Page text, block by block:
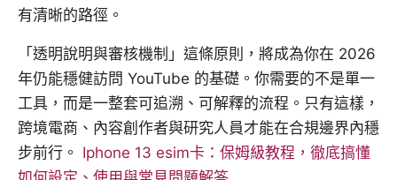
有清晰的路徑。
「透明說明與審核機制」這條原則，將成為你在 2026
年仍能穩健訪問 YouTube 的基礎。你需要的不是單一
工具，而是一整套可追溯、可解釋的流程。只有這樣，
跨境電商、內容創作者與研究人員才能在合規邊界內穩
步前行。 Iphone 13 esim卡：保姆級教程，徹底搞懂